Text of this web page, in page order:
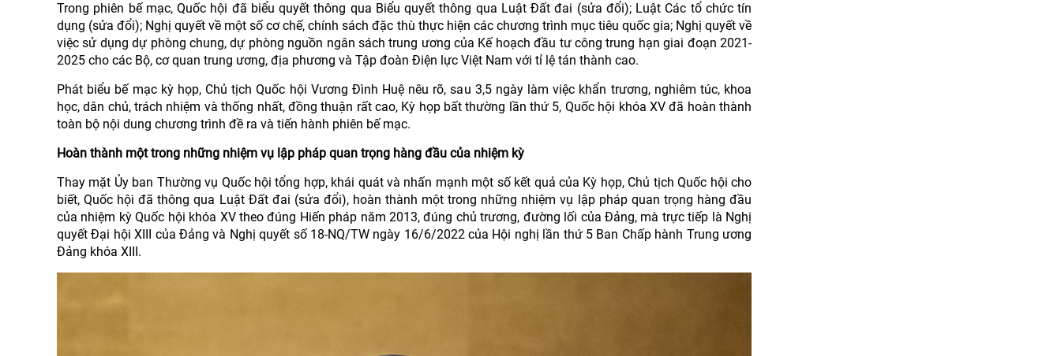
Trong phiên bế mạc, Quốc hội đã biểu quyết thông qua Biểu quyết thông qua Luật Đất đai (sửa đổi); Luật Các tổ chức tín
dụng (sửa đổi); Nghị quyết về một số cơ chế, chính sách đặc thù thực hiện các chương trình mục tiêu quốc gia; Nghị quyết về
việc sử dụng dự phòng chung, dự phòng nguồn ngân sách trung ương của Kế hoạch đầu tư công trung hạn giai đoạn 2021-
2025 cho các Bộ, cơ quan trung ương, địa phương và Tập đoàn Điện lực Việt Nam với tỉ lệ tán thành cao.
Phát biểu bế mạc kỳ họp, Chủ tịch Quốc hội Vương Đình Huệ nêu rõ, sau 3,5 ngày làm việc khẩn trương, nghiêm túc, khoa
học, dân chủ, trách nhiệm và thống nhất, đồng thuận rất cao, Kỳ họp bất thường lần thứ 5, Quốc hội khóa XV đã hoàn thành
toàn bộ nội dung chương trình đề ra và tiến hành phiên bế mạc.
Hoàn thành một trong những nhiệm vụ lập pháp quan trọng hàng đầu của nhiệm kỳ
Thay mặt Ủy ban Thường vụ Quốc hội tổng hợp, khái quát và nhấn mạnh một số kết quả của Kỳ họp, Chủ tịch Quốc hội cho
biết, Quốc hội đã thông qua Luật Đất đai (sửa đổi), hoàn thành một trong những nhiệm vụ lập pháp quan trọng hàng đầu
của nhiệm kỳ Quốc hội khóa XV theo đúng Hiến pháp năm 2013, đúng chủ trương, đường lối của Đảng, mà trực tiếp là Nghị
quyết Đại hội XIII của Đảng và Nghị quyết số 18-NQ/TW ngày 16/6/2022 của Hội nghị lần thứ 5 Ban Chấp hành Trung ương
Đảng khóa XIII.